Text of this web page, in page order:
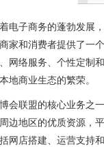
电子商务的蓬勃发展
家和消费者提供了一
网络服务、个性定制
地商业生态的繁荣。
会联盟的核心业务之
边地区的优质资源，
网店搭建、运营支持